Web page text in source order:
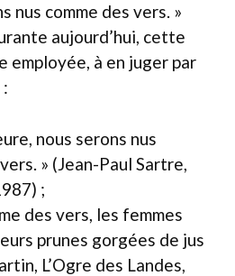
nus comme des vers. »
aujourd’hui, cette
employée, à en juger par
nous serons nus
» (Jean-Paul Sartre,
;
des vers, les femmes
prunes gorgées de jus
L’Ogre des Landes,